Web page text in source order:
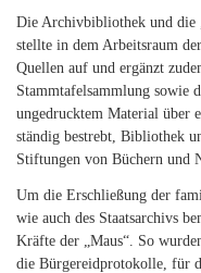
Die Archivbibliothek und die
stellte in dem Arbeitsraum
Quellen auf und ergänzt
Stammtafelsammlung sowie
ungedrucktem Material über
ständig bestrebt, Bibliothek
Stiftungen von Büchern und
Um die Erschließung der
wie auch des Staatsarchivs
Kräfte der „Maus“. So
die Bürgereidprotokolle, für